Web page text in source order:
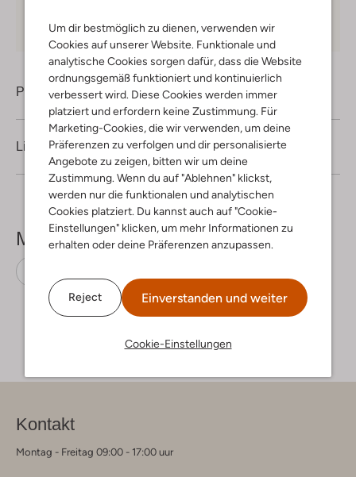
Um dir bestmöglich zu dienen, verwenden wir
Cookies auf unserer Website. Funktionale und
analytische Cookies sorgen dafür, dass die Website
ordnungsgemäß funktioniert und kontinuierlich
verbessert wird. Diese Cookies werden immer
platziert und erfordern keine Zustimmung. Für
Marketing-Cookies, die wir verwenden, um deine
Präferenzen zu verfolgen und dir personalisierte
Angebote zu zeigen, bitten wir um deine
Zustimmung. Wenn du auf "Ablehnen" klickst,
werden nur die funktionalen und analytischen
Cookies platziert. Du kannst auch auf "Cookie-
Einstellungen" klicken, um mehr Informationen zu
erhalten oder deine Präferenzen anzupassen.
Reject Einverstanden und weiter
Cookie-Einstellungen
Produktinformation
Lieferung & Rückgabe
Mehr sehen
Kontakt
Montag - Freitag 09:00 - 17:00 uur